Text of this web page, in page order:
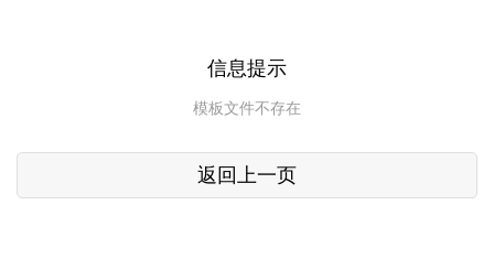
信息提示
模板文件不存在
返回上一页